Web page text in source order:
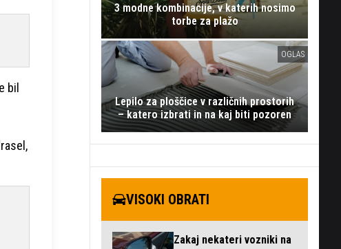
bil
3 modne kombinacije, v katerih nosimo
torbe za plažo
OGLAS
Lepilo za ploščice v različnih prostorih
– katero izbrati in na kaj biti pozoren
VISOKI OBRATI
Zakaj nekateri vozniki na